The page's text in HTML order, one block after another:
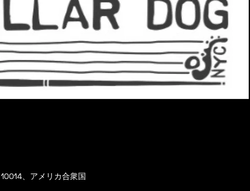
、アメリカ合衆国